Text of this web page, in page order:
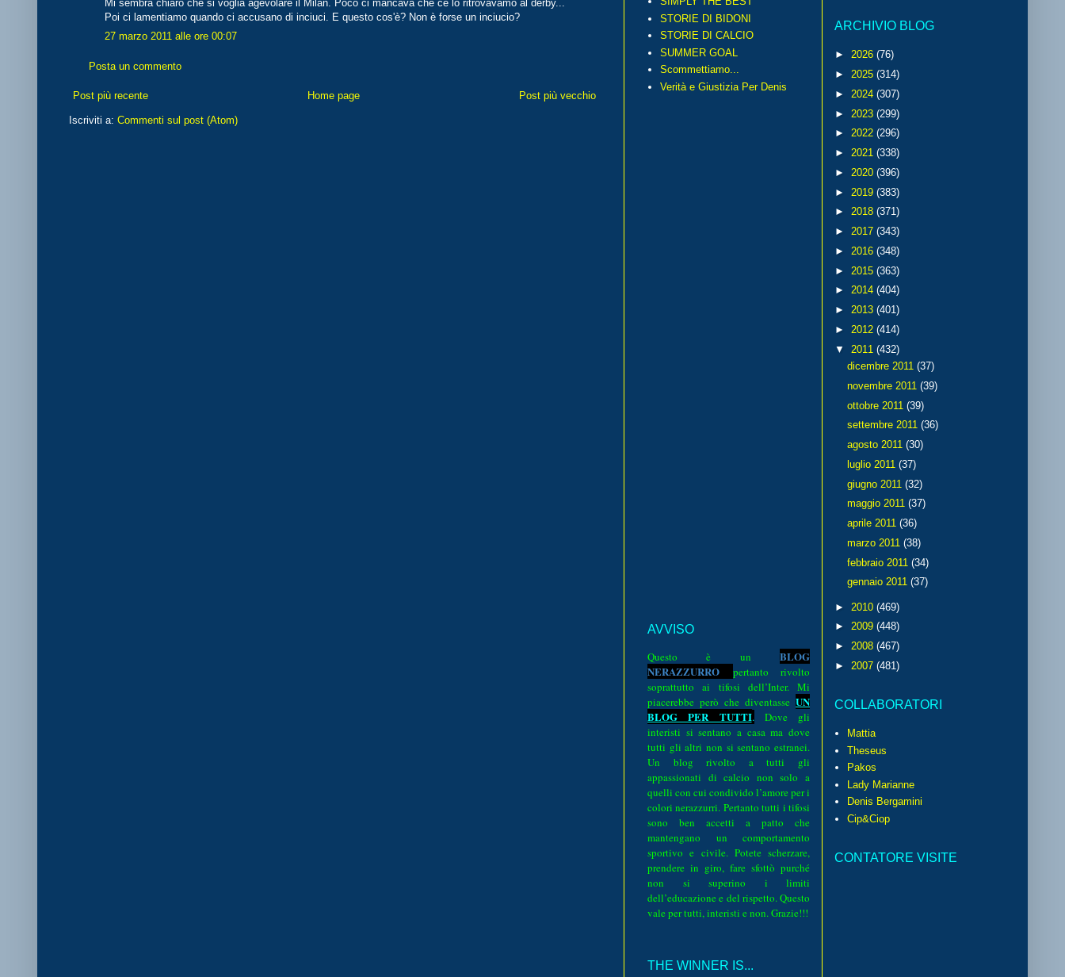
Mi sembra chiaro che si voglia agevolare il Milan. Poco ci mancava che ce lo ritrovavamo al derby...
Poi ci lamentiamo quando ci accusano di inciuci. E questo cos'è? Non è forse un inciucio?
27 marzo 2011 alle ore 00:07
Posta un commento
Post più recente Post più vecchio
Home page
Iscriviti a: Commenti sul post (Atom)
STORIE DI BIDONI
STORIE DI CALCIO
SUMMER GOAL
Scommettiamo...
Verità e Giustizia Per Denis
AVVISO
Questo è un BLOG
NERAZZURRO pertanto rivolto
soprattutto ai tifosi dell’Inter. Mi
piacerebbe però che diventasse UN
BLOG PER TUTTI.
Dove gli
interisti si sentano a casa ma dove
tutti gli altri non si sentano estranei.
Un blog rivolto a tutti gli
appassionati di calcio non solo a
quelli con cui condivido l’amore per i
colori nerazzurri. Pertanto tutti i tifosi
sono ben accetti a patto che
mantengano un comportamento
sportivo e civile. Potete scherzare,
prendere in giro, fare sfottò purché
non si superino i limiti
dell’educazione e del rispetto. Questo
vale per tutti, interisti e non. Grazie!!!
THE WINNER IS...
ARCHIVIO BLOG
► 2026 (76)
► 2025 (314)
► 2024 (307)
► 2023 (299)
► 2022 (296)
► 2021 (338)
► 2020 (396)
► 2019 (383)
► 2018 (371)
► 2017 (343)
► 2016 (348)
► 2015 (363)
► 2014 (404)
► 2013 (401)
► 2012 (414)
▼ 2011 (432)
dicembre 2011 (37)
novembre 2011 (39)
ottobre 2011 (39)
settembre 2011 (36)
agosto 2011 (30)
luglio 2011 (37)
giugno 2011 (32)
maggio 2011 (37)
aprile 2011 (36)
marzo 2011 (38)
febbraio 2011 (34)
gennaio 2011 (37)
► 2010 (469)
► 2009 (448)
► 2008 (467)
► 2007 (481)
COLLABORATORI
Mattia
Theseus
Pakos
Lady Marianne
Denis Bergamini
Cip&Ciop
CONTATORE VISITE